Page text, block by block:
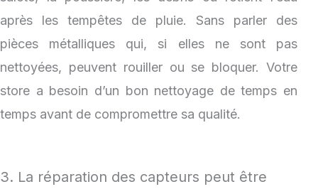
après les tempêtes de pluie. Sans parler des
pièces métalliques qui, si elles ne sont pas
nettoyées, peuvent rouiller ou se bloquer. Votre
store a besoin d’un bon nettoyage de temps en
temps avant de compromettre sa qualité.
3. La réparation des capteurs peut être